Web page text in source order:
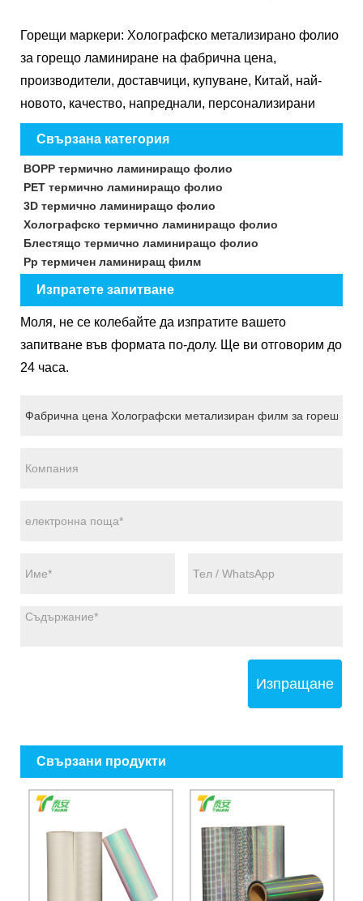
Горещи маркери: Холографско метализирано фолио
за горещо ламиниране на фабрична цена,
производители, доставчици, купуване, Китай, най-
новото, качество, напреднали, персонализирани
Свързана категория
BOPP термично ламиниращо фолио
PET термично ламиниращо фолио
3D термично ламиниращо фолио
Холографско термично ламиниращо фолио
Блестящо термично ламиниращо фолио
Pp термичен ламиниращ филм
Изпратете запитване
Моля, не се колебайте да изпратите вашето
запитване във формата по-долу. Ще ви отговорим до
24 часа.
Изпращане
Свързани продукти